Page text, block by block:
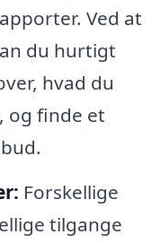
Ved at
du hurtigt
hvad du
og finde et
Forskellige
tilgange